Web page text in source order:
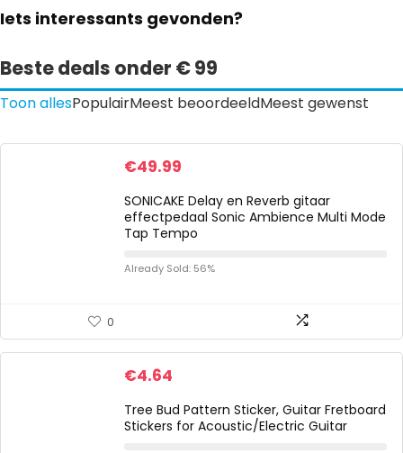
Iets interessants gevonden?
Beste deals onder € 99
Toon allesPopulairMeest beoordeeldMeest gewenst
€49.99
SONICAKE Delay en Reverb gitaar
effectpedaal Sonic Ambience Multi Mode
Tap Tempo
Already Sold: 56%
0
€4.64
Tree Bud Pattern Sticker, Guitar Fretboard
Stickers for Acoustic/Electric Guitar